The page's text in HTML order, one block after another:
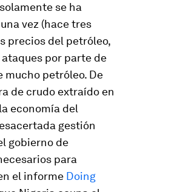
se ha
vez (hace tres
precios del petróleo,
por parte de
mucho petróleo. De
de crudo extraído en
economía del
gestión
gobierno de
para
el informe Doing